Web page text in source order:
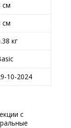
см
см
кг
10-2024
с